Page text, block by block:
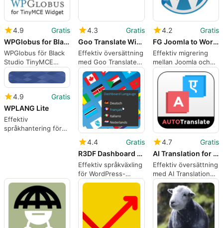
4.9
Gratis
WPGlobus for Black Studio TinyMCE Widget
WPGlobus för Black
Studio TinyMCE
Widget
4.3
Gratis
Goo Translate Widget
Effektiv översättning
med Goo Translate
Widget
4.2
Gratis
FG Joomla to WordPress
Effektiv migrering
mellan Joomla och
WordPress
4.9
Gratis
WPLANG Lite
Effektiv
språkhantering för
4.4
Gratis
R3DF Dashboard Language Switcher
Effektiv språkväxling
för WordPress-
användare
4.7
Gratis
AI Translation for TranslatePress
Effektiv översättning
med AI Translation
för TranslatePress